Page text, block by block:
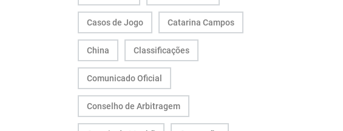
Casos de Jogo Catarina Campos
China Classificações
Comunicado Oficial
Conselho de Arbitragem